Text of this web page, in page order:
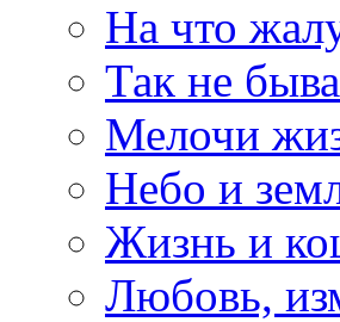
На что
Так не
Мелочи
Небо и
Жизнь и
Любовь,